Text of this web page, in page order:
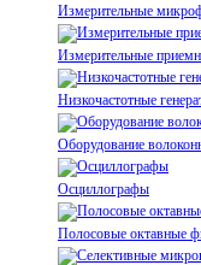
Измерительные
Измерительные
Низкочастотные
Оборудование
Осциллографы
Полосовые октавные